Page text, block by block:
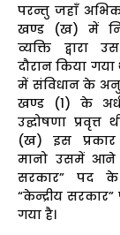
परन्तु जहाँ
खण्ड (ख) में
व्यक्ति द्वारा
दौरान किया
में संविधान के
खण्ड (1) के
उद्घोषणा प्रवृत्त
(ख) इस प्रकार
मानो उसमें आने
सरकार” पद
“केन्द्रीय
गया है।